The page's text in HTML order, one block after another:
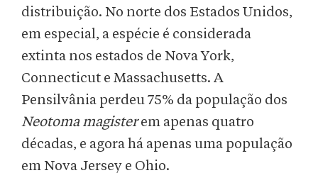
distribuição. No norte dos Estados Unidos,
em especial, a espécie é considerada
extinta nos estados de Nova York,
Connecticut e Massachusetts. A
Pensilvânia perdeu 75% da população dos
Neotoma magisterem apenas quatro
décadas, e agora há apenas uma população
em Nova Jersey e Ohio.